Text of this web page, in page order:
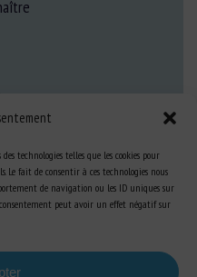
technologies telles que les cookies pour
Le fait de consentir à ces technologies nous
de navigation ou les ID uniques sur
peut avoir un effet négatif sur
le BEA
BEA